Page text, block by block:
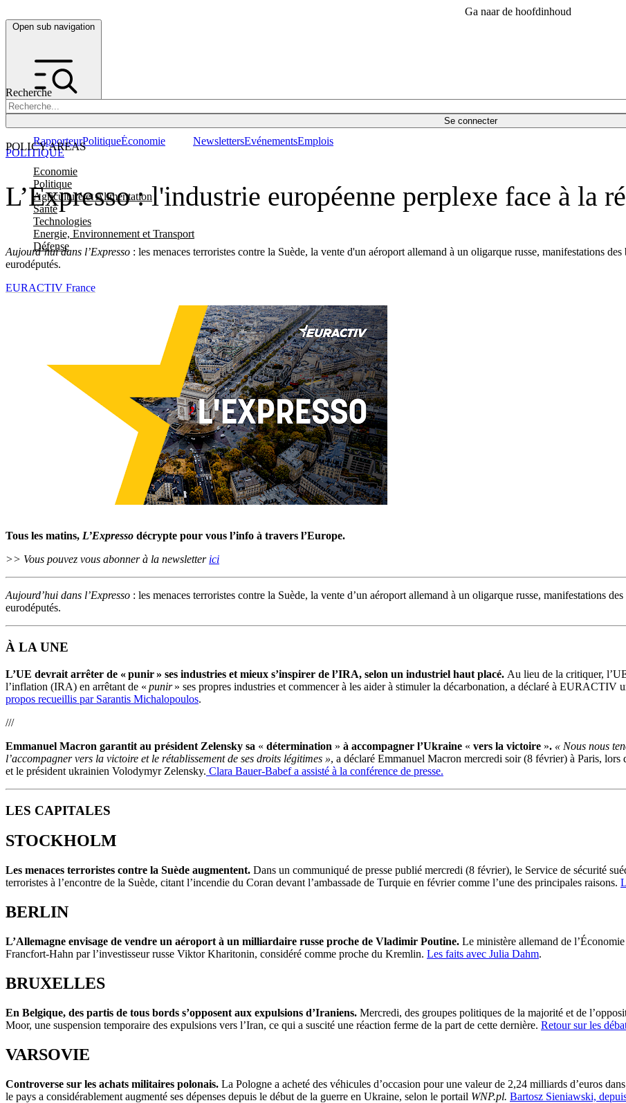
Ga naar de hoofdinhoud
Open sub navigation
Recherche
Se connecter
POLICY AREAS
Economie
Politique
Agriculture et Alimentation
Santé
Technologies
Energie, Environnement et Transport
Défense
RapporteurPolitiqueÉconomie NewslettersEvénementsEmplois
L’Expresso : l'industrie européenne perplexe face à la
Aujourd’hui dans l’Expresso : les menaces terroristes contre la Suède, la vente d'un aéroport allemand à un oligarque russe, manifestations
eurodéputés.
POLITIQUE
EURACTIV France
Tous les matins, L’Expresso décrypte pour vous l’info à travers l’Europe.
>> Vous pouvez vous abonner à la newsletter ici
Aujourd’hui dans l’Expresso : les menaces terroristes contre la Suède, la vente d’un aéroport allemand à un oligarque russe, manifestations
eurodéputés.
À LA UNE
L’UE devrait arrêter de « punir » ses industries et mieux s’inspirer de l’IRA, selon un industriel haut placé. Au lieu de la critiquer,
l’inflation (IRA) en arrêtant de « punir» ses propres industries et commencer à les aider à stimuler la décarbonation, a déclaré à EURACTIV
propos recueillis par Sarantis Michalopoulos.
///
Emmanuel Macron garantit au président Zelensky sa « détermination » à accompagner l’Ukraine « vers la victoire ». « Nous nous
l’accompagner vers la victoire et le rétablissement de ses droits légitimes », a déclaré Emmanuel Macron mercredi soir (8 février) à Paris,
et le président ukrainien Volodymyr Zelensky. Clara Bauer-Babef a assisté à la conférence de presse.
LES CAPITALES
STOCKHOLM
Les menaces terroristes contre la Suède augmentent. Dans un communiqué de presse publié mercredi (8 février), le Service de sécurité
terroristes à l’encontre de la Suède, citant l’incendie du Coran devant l’ambassade de Turquie en février comme l’une des principales raisons.
BERLIN
L’Allemagne envisage de vendre un aéroport à un milliardaire russe proche de Vladimir Poutine. Le ministère allemand de
Francfort-Hahn par l’investisseur russe Viktor Kharitonin, considéré comme proche du Kremlin. Les faits avec Julia Dahm.
BRUXELLES
En Belgique, des partis de tous bords s’opposent aux expulsions d’Iraniens. Mercredi, des groupes politiques de la majorité et de
Moor, une suspension temporaire des expulsions vers l’Iran, ce qui a suscité une réaction ferme de la part de cette dernière. Retour sur les
VARSOVIE
Controverse sur les achats militaires polonais. La Pologne a acheté des véhicules d’occasion pour une valeur de 2,24 milliards d’euros
le pays a considérablement augmenté ses dépenses depuis le début de la guerre en Ukraine, selon le portail WNP.pl. Bartosz Sieniawski,